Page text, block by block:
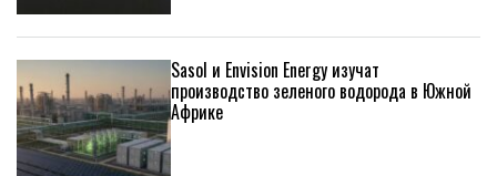
Sasol и Envision Energy изучат
производство зеленого водорода в Южной
Африке